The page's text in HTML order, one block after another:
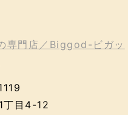
丁目4-12